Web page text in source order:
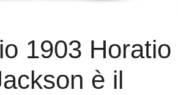
1903 Horatio
è il